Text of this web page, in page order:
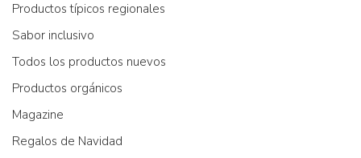
Productos típicos regionales
Sabor inclusivo
Todos los productos nuevos
Productos orgánicos
Magazine
Regalos de Navidad